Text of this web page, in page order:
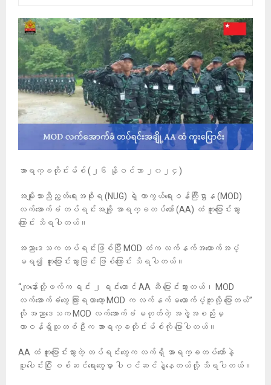
အာရက္ခတိုင်းမ်စ် (၂၆ နိုဝင်ဘာ ၂၀၂၄)
အမျိုးသားညီညွတ်ရေးအစိုးရ (NUG) ရဲ့ ကာကွယ်ရေးဝန်ကြီးဌာန (MOD)
လက်အောက်ခံ တပ်ရင်းအချို့ အာရက္ခတပ်တော် (AA) ထံ ကူးပြောင်းသွား
ကြောင်း သိရပါတယ်။
အညာဒေသက တပ်ရင်းဖြစ်ပြီး MOD ထံက လက်နက်အထောက်အပံ့
မရ၍ ကူးပြောင်းသွားခြင်း ဖြစ်ကြောင်း သိရပါတယ်။
“ကျနော်တို့ဖက်က ရင်း ၂ ရင်းတောင် AA ဆီ ပြောင်းသွားတယ်၊ MOD
လက်အောက်ခံတွေ ကြားရတာတော့ MOD က လက်နက်မထောက်ပံ့ဘူးလို့ ပြောတယ်”
လို အညာဒေသက MOD လက်အောက်ခံ မဟုတ်တဲ့ အဖွဲ့အစည်းမှ
တာဝန်ရှိသူတစ်ဦးက အာရက္ခတိုင်းမ်စ်ကို ပြောပါတယ်။
AA ထံ ကူးပြောင်းသွားတဲ့ တပ်ရင်းတွေက လက်ရှိ အာရက္ခတပ်တော်နဲ့
ပူးပေါင်းပြီး စစ်ဆင်ရေးတွေမှာ ပါဝင်ဆင်နွှဲနေတယ်လို့ သိရပါတယ်။